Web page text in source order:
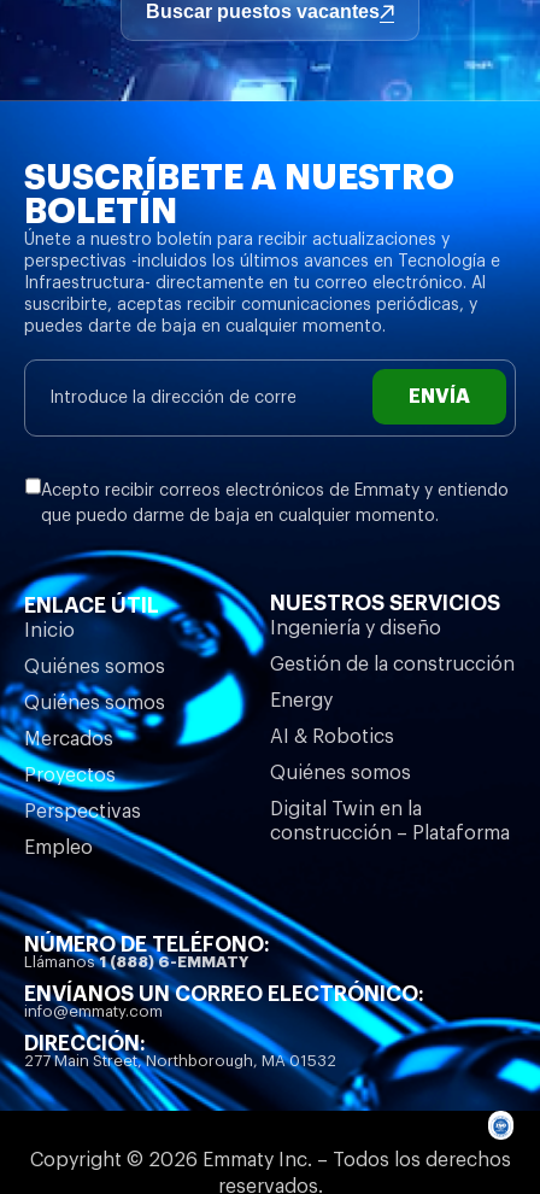
Buscar puestos vacantes
SUSCRÍBETE A NUESTRO
BOLETÍN
Únete a nuestro boletín para recibir actualizaciones y
perspectivas -incluidos los últimos avances en Tecnología e
Infraestructura- directamente en tu correo electrónico. Al
suscribirte, aceptas recibir comunicaciones periódicas, y
puedes darte de baja en cualquier momento.
Acepto recibir correos electrónicos de Emmaty y entiendo
que puedo darme de baja en cualquier momento.
ENVÍA
ENLACE ÚTIL
Inicio
Quiénes somos
Quiénes somos
Mercados
Proyectos
Perspectivas
Empleo
NUESTROS SERVICIOS
Ingeniería y diseño
Gestión de la construcción
Energy
AI & Robotics
Quiénes somos
Digital Twin en la
construcción – Plataforma
NÚMERO DE TELÉFONO:
Llámanos1 (888) 6-EMMATY
ENVÍANOS UN CORREO ELECTRÓNICO:
info@emmaty.com
DIRECCIÓN:
277 Main Street, Northborough, MA 01532
Copyright © 2026 Emmaty Inc. – Todos los derechos
reservados.